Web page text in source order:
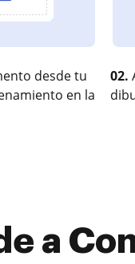
desde tu
en la
02.
a